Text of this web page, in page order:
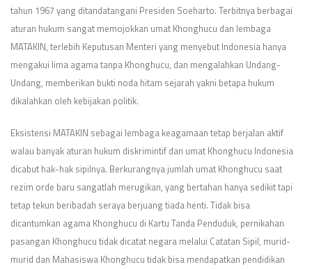
tahun 1967 yang ditandatangani Presiden Soeharto. Terbitnya berbagai
aturan hukum sangat memojokkan umat Khonghucu dan lembaga
MATAKIN, terlebih Keputusan Menteri yang menyebut Indonesia hanya
mengakui lima agama tanpa Khonghucu, dan mengalahkan Undang-
Undang, memberikan bukti noda hitam sejarah yakni betapa hukum
dikalahkan oleh kebijakan politik.
Eksistensi MATAKIN sebagai lembaga keagamaan tetap berjalan aktif
walau banyak aturan hukum diskrimintif dan umat Khonghucu Indonesia
dicabut hak-hak sipilnya. Berkurangnya jumlah umat Khonghucu saat
rezim orde baru sangatlah merugikan, yang bertahan hanya sedikit tapi
tetap tekun beribadah seraya berjuang tiada henti. Tidak bisa
dicantumkan agama Khonghucu di Kartu Tanda Penduduk, pernikahan
pasangan Khonghucu tidak dicatat negara melalui Catatan Sipil, murid-
murid dan Mahasiswa Khonghucu tidak bisa mendapatkan pendidikan